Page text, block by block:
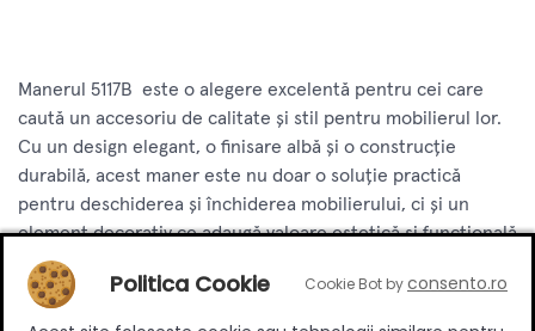
Manerul 5117B este o alegere excelentă pentru cei care
caută un accesoriu de calitate și stil pentru mobilierul lor.
Cu un design elegant, o finisare albă și o construcție
durabilă, acest maner este nu doar o soluție practică
pentru deschiderea și închiderea mobilierului, ci și un
element decorativ ce adaugă valoare estetică și funcțională
în orice încăpere.
Politica Cookie Cookie Bot byconsento.ro